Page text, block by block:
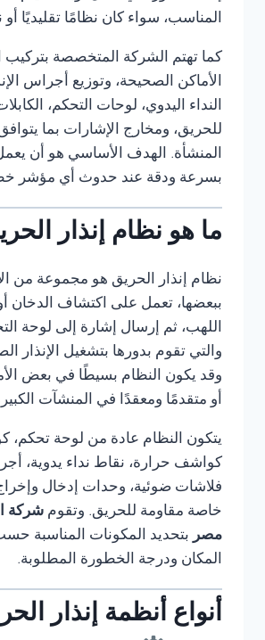
المناسب، سواء كان نظامًا تقليديًا أو
كما تهتم الشركة المتخصصة
الأماكن الصحيحة، وتوزيع أجراس
النداء اليدوي، لوحات التحكم،
للحريق، ومخارج الإشارات بما
المنشأة. الهدف الأساسي هو أن
بسرعة ودقة عند حدوث أي مؤشر
ما هو نظام إنذار
نظام إنذار الحريق هو مجموعة من
ببعضها، تعمل على اكتشاف الدخان
اللهب، ثم إرسال إشارة إلى لوحة
والتي تقوم بدورها بتشغيل الإنذار
وقد يكون النظام بسيطًا في بعض
أو متقدمًا ومعقدًا في المنشآت
يتكون النظام عادة من لوحة تحكم،
كواشف حرارة، نقاط نداء يدوية،
فلاشات ضوئية، وحدات إدخال
خاصة مقاومة للحريق. وتقوم شركة
مصر بتحديد المكونات المناسبة
المكان ودرجة الخطورة المطلوبة.
أنواع أنظمة إنذار